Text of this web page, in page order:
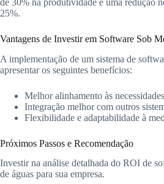
25%.
Vantagens de Investir em Software Sob
A implementação de um sistema de
apresentar os seguintes benefícios:
Melhor alinhamento às
Integração melhor com outros
Flexibilidade e adaptabilidade à
Próximos Passos e Recomendação
Investir na análise detalhada do ROI de
de águas para sua empresa.